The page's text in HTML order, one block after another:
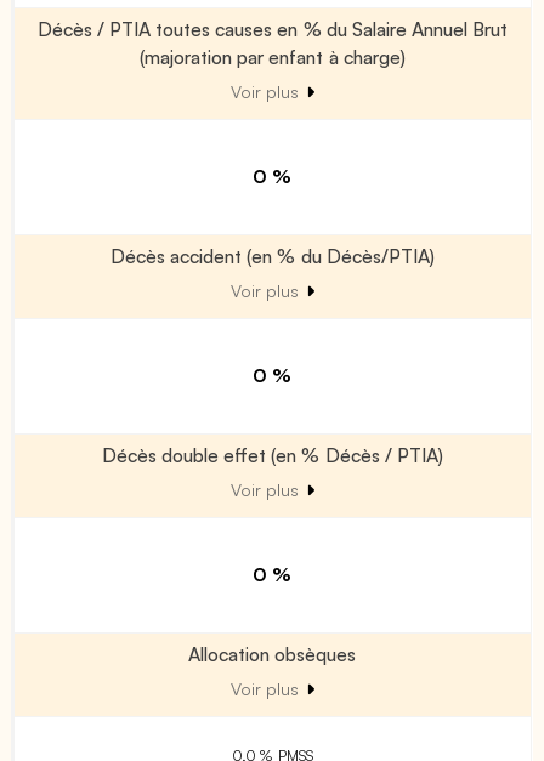
Décès / PTIA toutes causes en % du Salaire Annuel Brut
(majoration par enfant à charge)
Voir plus
0 %
Décès accident (en % du Décès/PTIA)
Voir plus
0 %
Décès double effet (en % Décès / PTIA)
Voir plus
0 %
Allocation obsèques
Voir plus
0.0 % PMSS